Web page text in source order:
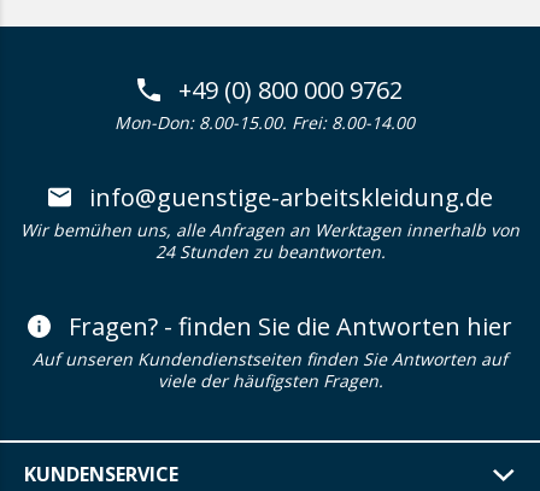
+49 (0) 800 000 9762
Mon-Don: 8.00-15.00. Frei: 8.00-14.00
info@guenstige-arbeitskleidung.de
Wir bemühen uns, alle Anfragen an Werktagen innerhalb von
24 Stunden zu beantworten.
Fragen? - finden Sie die Antworten hier
Auf unseren Kundendienstseiten finden Sie Antworten auf
viele der häufigsten Fragen.
KUNDENSERVICE